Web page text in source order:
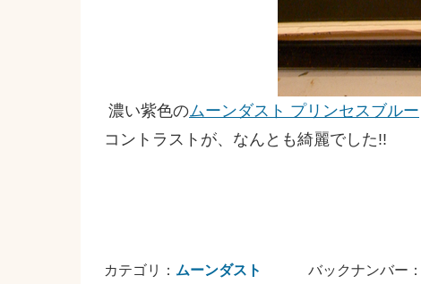
濃い紫色のムーンダスト プリンセスブルー
コントラストが、なんとも綺麗でした!!
カテゴリ： ムーンダスト バックナンバー：